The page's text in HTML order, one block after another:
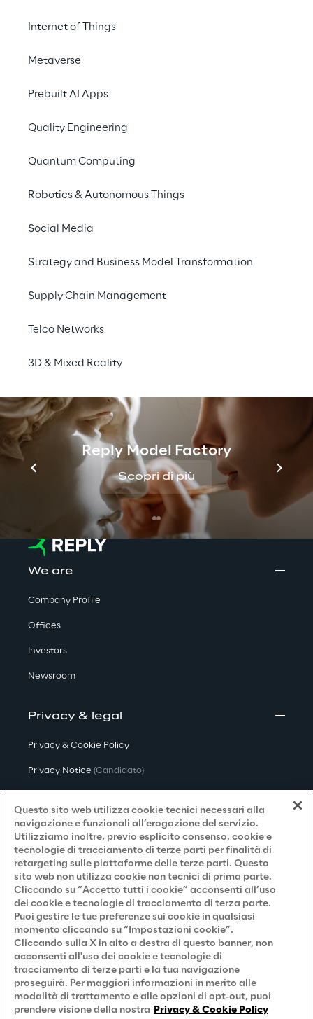
Internet of Things
Metaverse
Prebuilt AI Apps
Quality Engineering
Quantum Computing
Robotics & Autonomous Things
Social Media
Strategy and Business Model Transformation
Supply Chain Management
Telco Networks
3D & Mixed Reality
Reply Model Factory
Scopri di più
La nostra soluzione
medicale di AI per l’analisi delle immagini
due distretti anatomici (Mammella e
(Mammografie e RX Torace).
X-RAIS utilizza una
combinazione di modelli di
radiomica per estrarre
features rilevanti dalle
l’identificazione delle lesioni
sospette.
We are
Company Profile
Offices
Investors
Newsroom
Privacy & legal
Privacy & Cookie Policy
Privacy Notice (Candidato)
Privacy Notice(Fornitore)
Privacy Notice (Marketing)
Accessibilità
Careers
Contacts
Questo sito web utilizza cookie tecnici necessari alla
navigazione e funzionali all’erogazione del servizio.
Utilizziamo inoltre, previo esplicito consenso, cookie e
tecnologie di tracciamento di terze parti per finalità di
retargeting sulle piattaforme delle terze parti. Questo
sito web non utilizza cookie non tecnici di prima parte.
Cliccando su “Accetto tutti i cookie” acconsenti all’uso
dei cookie e tecnologie di tracciamento di terza parte.
Puoi gestire le tue preferenze sui cookie in qualsiasi
momento cliccando su “Impostazioni cookie”.
Cliccando sulla X in alto a destra di questo banner, non
acconsenti all'uso dei cookie e tecnologie di
tracciamento di terze parti e la tua navigazione
proseguirà. Per maggiori informazioni in merito alle
modalità di trattamento e alle opzioni di opt-out, puoi
prendere visione della nostra Privacy & Cookie Policy